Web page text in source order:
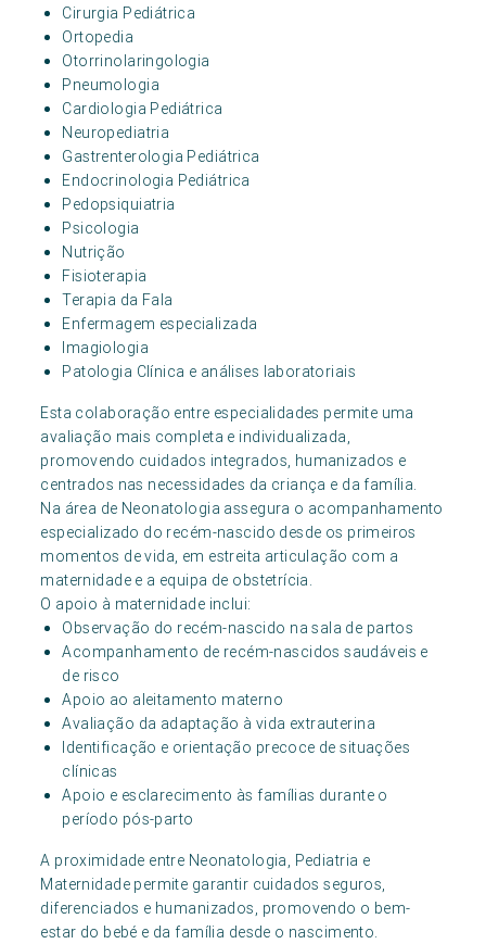
Cirurgia Pediátrica
Ortopedia
Otorrinolaringologia
Pneumologia
Cardiologia Pediátrica
Neuropediatria
Gastrenterologia Pediátrica
Endocrinologia Pediátrica
Pedopsiquiatria
Psicologia
Nutrição
Fisioterapia
Terapia da Fala
Enfermagem especializada
Imagiologia
Patologia Clínica e análises laboratoriais
Esta colaboração entre especialidades permite uma
avaliação mais completa e individualizada,
promovendo cuidados integrados, humanizados e
centrados nas necessidades da criança e da família.
Na área de Neonatologia assegura o acompanhamento
especializado do recém-nascido desde os primeiros
momentos de vida, em estreita articulação com a
maternidade e a equipa de obstetrícia.
O apoio à maternidade inclui:
Observação do recém-nascido na sala de partos
Acompanhamento de recém-nascidos saudáveis e
de risco
Apoio ao aleitamento materno
Avaliação da adaptação à vida extrauterina
Identificação e orientação precoce de situações
clínicas
Apoio e esclarecimento às famílias durante o
período pós-parto
A proximidade entre Neonatologia, Pediatria e
Maternidade permite garantir cuidados seguros,
diferenciados e humanizados, promovendo o bem-
estar do bebé e da família desde o nascimento.